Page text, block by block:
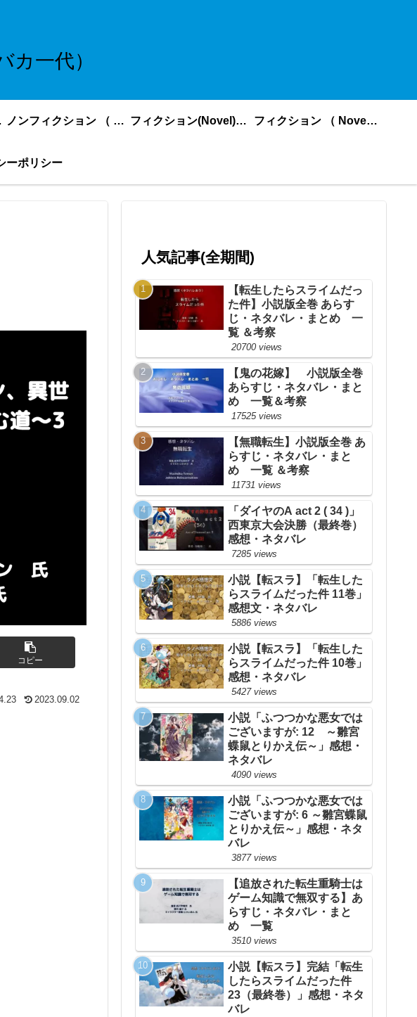
カ一代）
順 ノンフィクション （ nonfiction ） あいうえお順 フィクション(Novel)更新順 フィクション （ Novel ） あいうえお順
ーポリシー
コピー
2023.09.02
人気記事(全期間)
【転生したらスライムだっ
た件】小説版全巻 あらす
じ・ネタバレ・まとめ 一
覧 ＆考察
20700 views
【鬼の花嫁】 小説版全巻
あらすじ・ネタバレ・まと
め 一覧＆考察
17525 views
【無職転生】小説版全巻 あ
らすじ・ネタバレ・まと
め 一覧 ＆考察
11731 views
「ダイヤのA act 2 ( 34 )」
西東京大会決勝（最終巻）
感想・ネタバレ
7285 views
小説【転スラ】「転生した
らスライムだった件 11巻」
感想文・ネタバレ
5886 views
小説【転スラ】「転生した
らスライムだった件 10巻」
感想・ネタバレ
5427 views
小説「ふつつかな悪女では
ございますが: 12 ～雛宮
蝶鼠とりかえ伝～」感想・
ネタバレ
4090 views
小説「ふつつかな悪女では
ございますが: 6 ～雛宮蝶鼠
とりかえ伝～」感想・ネタ
バレ
3877 views
【追放された転生重騎士は
ゲーム知識で無双する】あ
らすじ・ネタバレ・まと
め 一覧
3510 views
小説【転スラ】完結「転生
したらスライムだった件
23（最終巻）」感想・ネタ
バレ